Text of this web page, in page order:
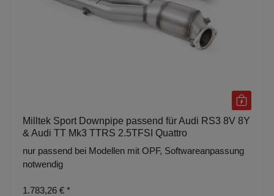
Milltek Sport Downpipe passend für Audi RS3 8V 8Y
& Audi TT Mk3 TTRS 2.5TFSI Quattro
nur passend bei Modellen mit OPF, Softwareanpassung
notwendig
1.783,26 € *